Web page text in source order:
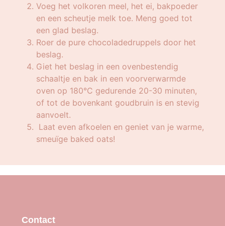
Voeg het volkoren meel, het ei, bakpoeder
en een scheutje melk toe. Meng goed tot
een glad beslag.
Roer de pure chocoladedruppels door het
beslag.
Giet het beslag in een ovenbestendig
schaaltje en bak in een voorverwarmde
oven op 180°C gedurende 20-30 minuten,
of tot de bovenkant goudbruin is en stevig
aanvoelt.
Laat even afkoelen en geniet van je warme,
smeuïge baked oats!
Contact